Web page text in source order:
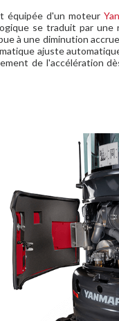
équipée d'un moteur
se traduit par une
à une diminution
ajuste
de l'accélération